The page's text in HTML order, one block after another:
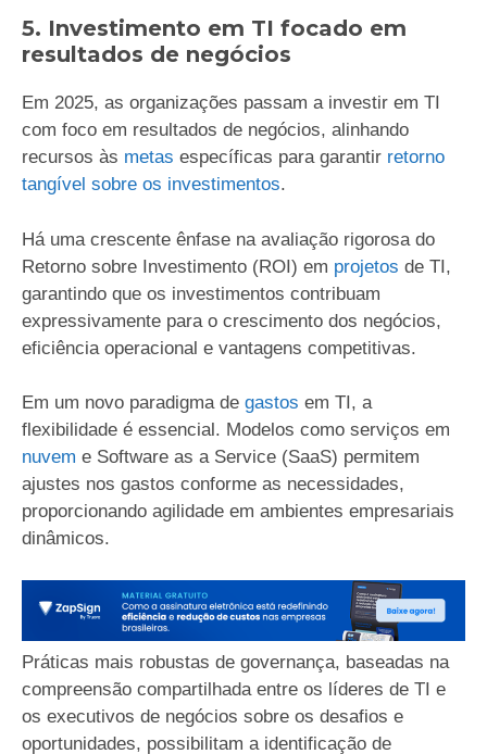
5. Investimento em TI focado em
resultados de negócios
Em 2025, as organizações passam a investir em TI
com foco em resultados de negócios, alinhando
recursos às metas específicas para garantir retorno
tangível sobre os investimentos.
Há uma crescente ênfase na avaliação rigorosa do
Retorno sobre Investimento (ROI) em projetos de TI,
garantindo que os investimentos contribuam
expressivamente para o crescimento dos negócios,
eficiência operacional e vantagens competitivas.
Em um novo paradigma de gastos em TI, a
flexibilidade é essencial. Modelos como serviços em
nuvem e Software as a Service (SaaS) permitem
ajustes nos gastos conforme as necessidades,
proporcionando agilidade em ambientes empresariais
dinâmicos.
Práticas mais robustas de governança, baseadas na
compreensão compartilhada entre os líderes de TI e
os executivos de negócios sobre os desafios e
oportunidades, possibilitam a identificação de